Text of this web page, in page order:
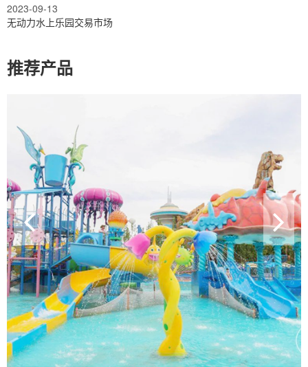
2023-09-13
无动力水上乐园交易市场
推荐产品